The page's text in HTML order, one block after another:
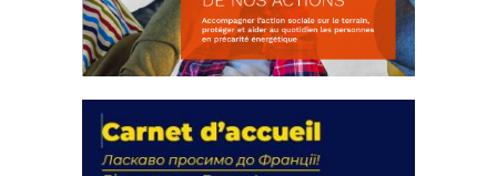
actions
18 septembre 2023